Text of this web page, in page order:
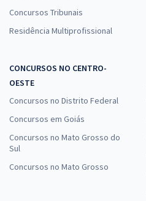
Concursos Tribunais
Residência Multiprofissional
CONCURSOS NO CENTRO-
OESTE
Concursos no Distrito Federal
Concursos em Goiás
Concursos no Mato Grosso do
Sul
Concursos no Mato Grosso